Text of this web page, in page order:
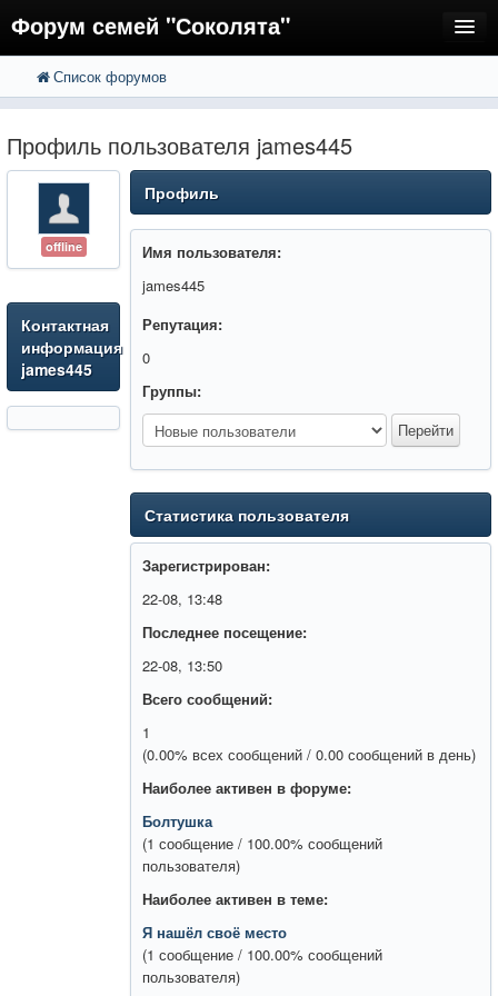
Форум семей "Соколята"
FAQ
Регистрация
Вход
Список форумов
Профиль пользователя james445
offline
Контактная
информация
james445
Профиль
Имя пользователя:
james445
Репутация:
0
Группы:
Статистика пользователя
Зарегистрирован:
22-08, 13:48
Последнее посещение:
22-08, 13:50
Всего сообщений:
1
(0.00% всех сообщений / 0.00 сообщений в день)
Наиболее активен в форуме:
Болтушка
(1 сообщение / 100.00% сообщений
пользователя)
Наиболее активен в теме:
Я нашёл своё место
(1 сообщение / 100.00% сообщений
пользователя)